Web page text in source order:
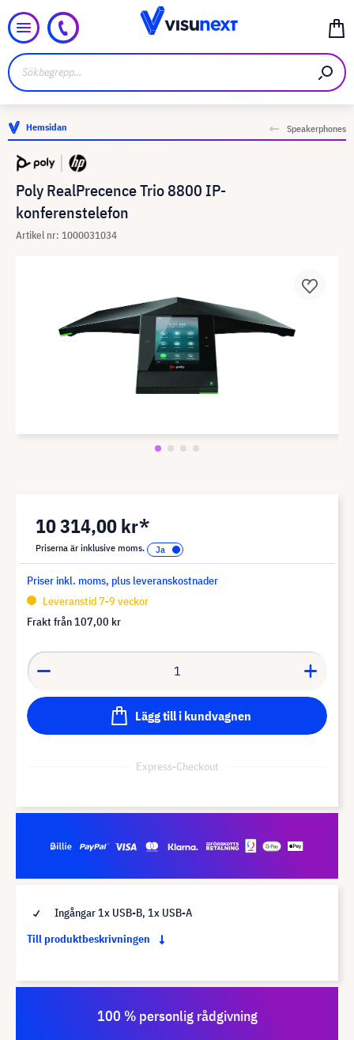
Hemsidan Speakerphones
Poly RealPrecence Trio 8800 IP-
konferenstelefon
Artikel nr: 1000031034
10 314,00 kr*
Priserna är inklusive moms.
Priser inkl. moms, plus leveranskostnader
Leveranstid 7-9 veckor
Frakt från 107,00 kr
Lägg till i kundvagnen
Express-Checkout
Ingångar 1x USB-B, 1x USB-A
Till produktbeskrivningen
100 % personlig rådgivning